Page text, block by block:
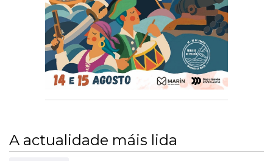
A actualidade máis lida